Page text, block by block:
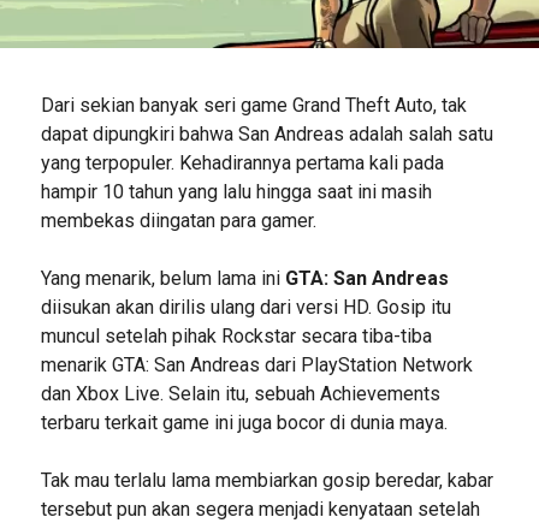
Dari sekian banyak seri game Grand Theft Auto, tak
dapat dipungkiri bahwa San Andreas adalah salah satu
yang terpopuler. Kehadirannya pertama kali pada
hampir 10 tahun yang lalu hingga saat ini masih
membekas diingatan para gamer.
Yang menarik, belum lama ini GTA: San Andreas
diisukan akan dirilis ulang dari versi HD. Gosip itu
muncul setelah pihak Rockstar secara tiba-tiba
menarik GTA: San Andreas dari PlayStation Network
dan Xbox Live. Selain itu, sebuah Achievements
terbaru terkait game ini juga bocor di dunia maya.
Tak mau terlalu lama membiarkan gosip beredar, kabar
tersebut pun akan segera menjadi kenyataan setelah